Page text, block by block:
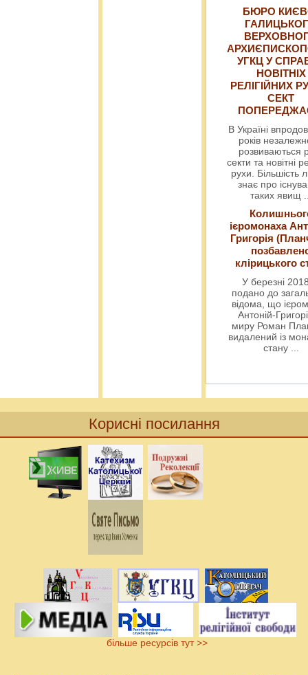
БЮРО
УГКЦ У
НОВІТНІХ
РЕЛІГІЙНИХ
СЕКТ
В Україні
років
розвиваються
секти та новітні
рухи. Більшість
знає про
таких явищ
ієромонаха
Григорія
клірицького
У березні
подано до
відома, що
Антоній-
миру Роман
видалений із
стану ...
Корисні посилання
більше ресурсів тут >>